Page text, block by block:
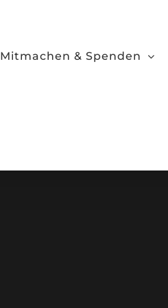
Mitmachen & Spenden